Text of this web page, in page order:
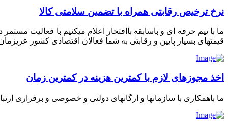
نرخ ترخیص رقابتی همراه با تضمین سلامتی کالا
ما با تیم حرفه ای و باسابقه باافتخار اعلام میکنیم با فعالیت
قیمتهای بسیار پایین و رقابتی به شما فعالان اقتصادی کشور عزیزمان
اخذ مجوزهای لازم با کمترین هزینه در کمترین زمان
ما باهمکاری با سازمانها و ارگانهای دولتی و خصوصی و برقراری